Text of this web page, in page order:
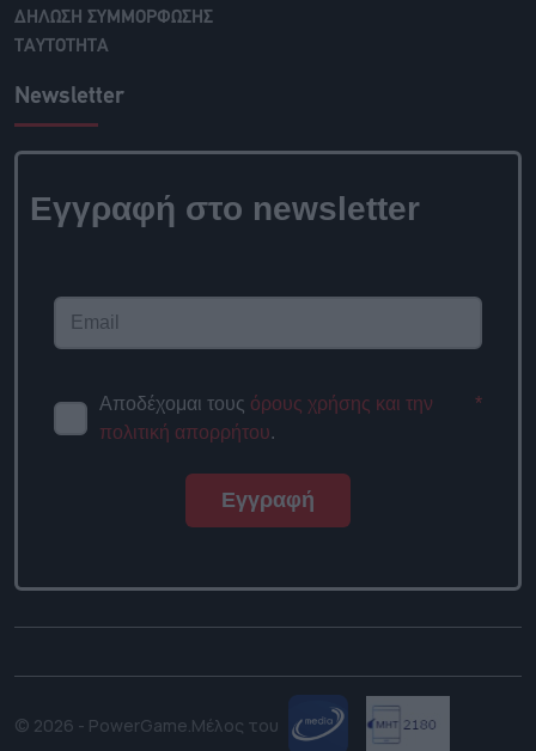
ΔΗΛΩΣΗ ΣΥΜΜΟΡΦΩΣΗΣ
ΤΑΥΤΟΤΗΤΑ
Newsletter
Εγγραφή στο newsletter
Αποδέχομαι τους όρους χρήσης και την
πολιτική απορρήτου.
*
Εγγραφή
© 2026 - PowerGame.Μέλος του